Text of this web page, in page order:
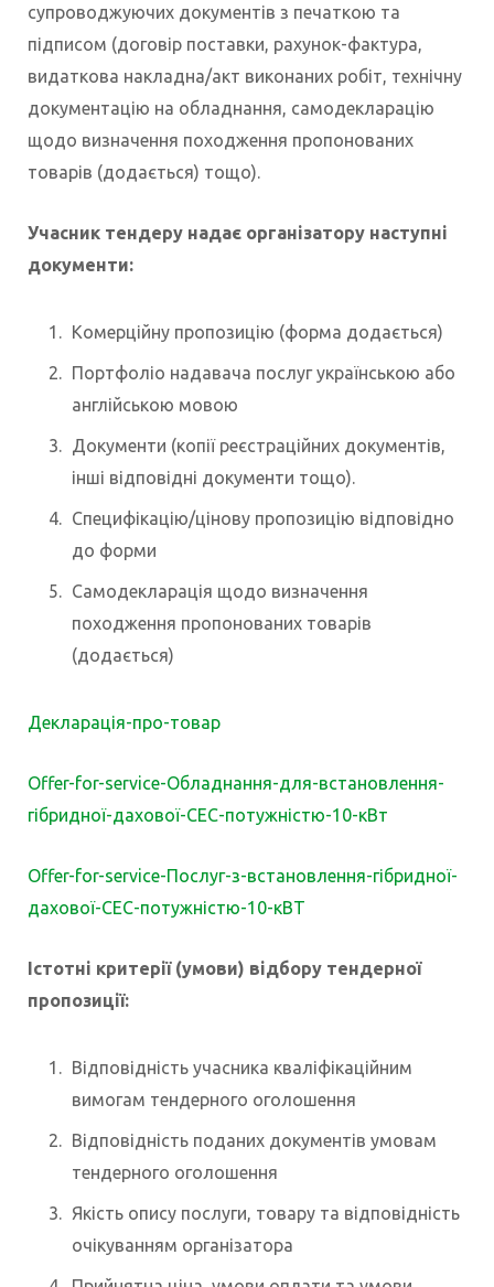
супроводжуючих документів з печаткою та
підписом (договір поставки, рахунок-фактура,
видаткова накладна/акт виконаних робіт, технічну
документацію на обладнання, cамодекларацію
щодо визначення походження пропонованих
товарів (додається) тощо).
Учасник тендеру надає організатору наступні
документи:
Комерційну пропозицію (форма додається)
Портфоліо надавача послуг українською або
англійською мовою
Документи (копії реєстраційних документів,
інші відповідні документи тощо).
Специфікацію/цінову пропозицію відповідно
до форми
Самодекларація щодо визначення
походження пропонованих товарів
(додається)
Декларація-про-товар
Offer-for-service-Обладнання-для-встановлення-
гібридної-дахової-СЕС-потужністю-10-кВт
Offer-for-service-Послуг-з-встановлення-гібридної-
дахової-СЕС-потужністю-10-кВТ
Істотні критерії (умови) відбору тендерної
пропозиції:
Відповідність учасника кваліфікаційним
вимогам тендерного оголошення
Відповідність поданих документів умовам
тендерного оголошення
Якість опису послуги, товару та відповідність
очікуванням організатора